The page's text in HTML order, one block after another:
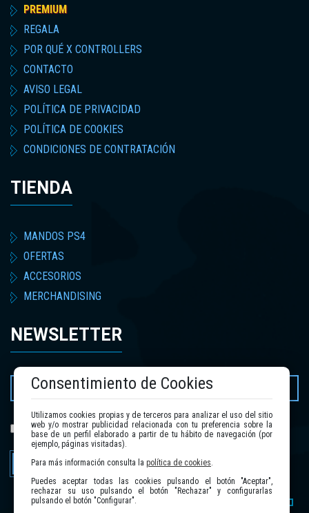
PREMIUM
REGALA
POR QUÉ X CONTROLLERS
CONTACTO
AVISO LEGAL
POLÍTICA DE PRIVACIDAD
POLÍTICA DE COOKIES
CONDICIONES DE CONTRATACIÓN
TIENDA
MANDOS PS4
OFERTAS
ACCESORIOS
MERCHANDISING
NEWSLETTER
He leído y acepto lapolítica de privacidad.
Enviar
Consentimiento de Cookies
Utilizamos cookies propias y de terceros para analizar el uso del sitio
web y/o mostrar publicidad relacionada con tu preferencia sobre la
base de un perfil elaborado a partir de tu hábito de navegación (por
ejemplo, páginas visitadas).
Para más información consulta la política de cookies.
Puedes aceptar todas las cookies pulsando el botón "Aceptar",
rechazar su uso pulsando el botón "Rechazar" y configurarlas
pulsando el botón "Configurar".